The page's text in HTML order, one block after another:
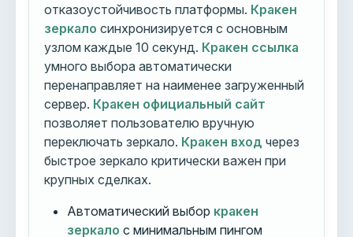
отказоустойчивость платформы. Кракен
зеркало синхронизируется с основным
узлом каждые 10 секунд. Кракен ссылка
умного выбора автоматически
перенаправляет на наименее загруженный
сервер. Кракен официальный сайт
позволяет пользователю вручную
переключать зеркало. Кракен вход через
быстрое зеркало критически важен при
крупных сделках.
Автоматический выбор кракен
зеркало с минимальным пингом